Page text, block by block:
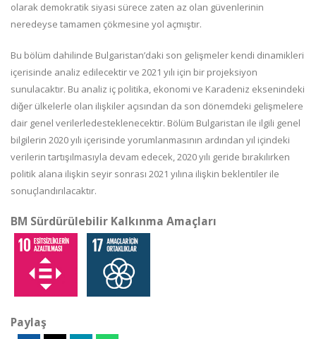
olarak demokratik siyasi sürece zaten az olan güvenlerinin
neredeyse tamamen çökmesine yol açmıştır.
Bu bölüm dahilinde Bulgaristan’daki son gelişmeler kendi dinamikleri
içerisinde analiz edilecektirve 2021 yılı için bir projeksiyon
sunulacaktır. Bu analiz iç politika, ekonomi ve Karadeniz eksenindeki
diğer ülkelerle olan ilişkiler açısından da son dönemdeki gelişmelere
dair genel verilerledesteklenecektir. Bölüm Bulgaristan ile ilgili genel
bilgilerin 2020 yılı içerisinde yorumlanmasının ardından yıl içindeki
verilerin tartışılmasıyla devam edecek,2020 yılı geride bırakılırken
politik alana ilişkin seyir sonrası 2021 yılına ilişkin beklentiler ile
sonuçlandırılacaktır.
BM Sürdürülebilir Kalkınma Amaçları
Paylaş